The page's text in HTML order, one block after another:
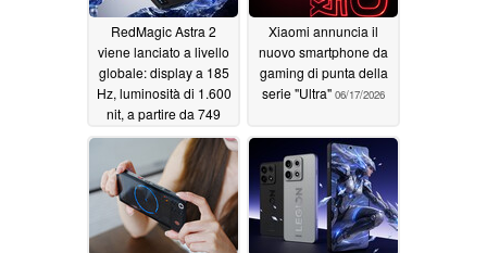
RedMagic Astra 2
viene lanciato a livello
globale: display a 185
Hz, luminosità di 1.600
nit, a partire da 749
dollari07/17/2026
Xiaomi annuncia il
nuovo smartphone da
gaming di punta della
serie "Ultra" 06/17/2026